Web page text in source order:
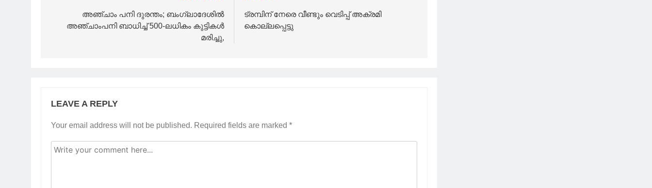
navigationഅഞ്ചാം പനി ദുരന്തം; ബംഗ്ലാദേശിൽ
അഞ്ചാംപനി ബാധിച്ച് 500-ലധികം കുട്ടികൾ
മരിച്ചു,
ട്രമ്പിന് നേരെ വീണ്ടും വെടിപ്പ് അക്രമി
കൊല്ലപ്പെട്ടു
LEAVE A REPLY
Your email address will not be published. Required fields are marked *